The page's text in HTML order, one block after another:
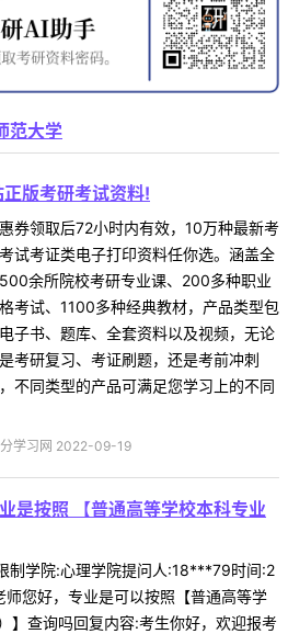
范大学
版考研考试资料!
券领取后72小时内有效，10万种最新考
试考证类电子打印资料任你选。涵盖全
余所院校考研专业课、200多种职业
考试、1100多种经典教材，产品类型包
子书、题库、全套资料以及视频，无论
考研复习、考证刷题，还是考前冲刺
不同类型的产品可满足您学习上的不同
学习网 2022-09-19
是按照 【普通高等学校本科专业
制学院:心理学院提问人:18***79时间:2
您好，专业是可以按照【普通高等学
】查询吗回复内容:考生你好，欢迎报考